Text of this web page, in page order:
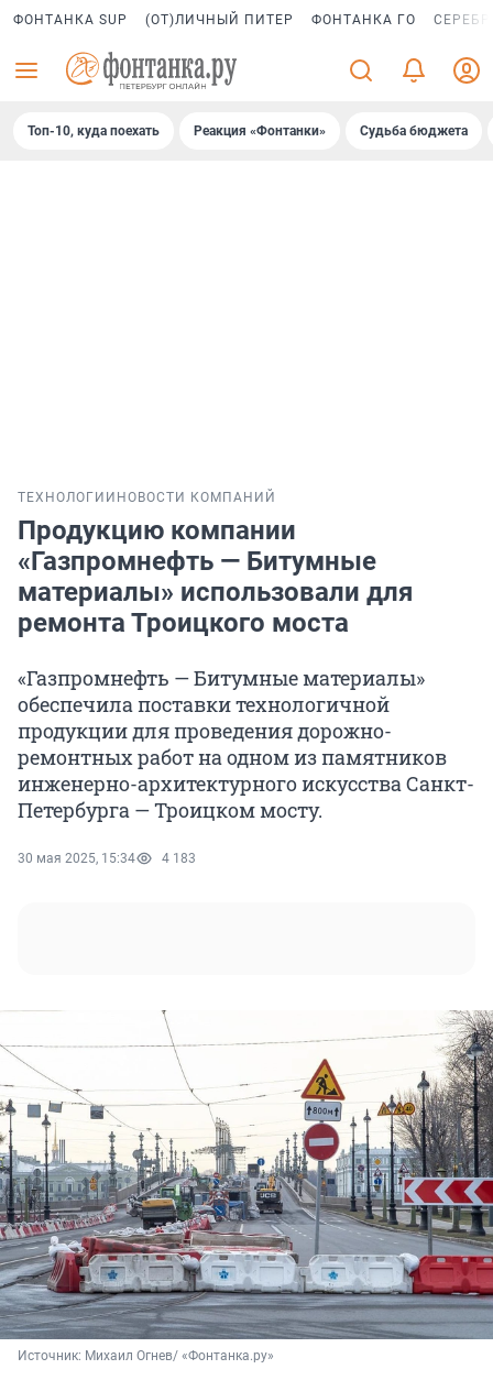
ФОНТАНКА SUP (ОТ)ЛИЧНЫЙ ПИТЕР ФОНТАНКА ГО
Топ-10, куда поехать Реакция «Фонтанки» Судьба бюджета
ТЕХНОЛОГИИ НОВОСТИ КОМПАНИЙ
Продукцию компании
«Газпромнефть — Битумные
материалы» использовали для
ремонта Троицкого моста
«Газпромнефть — Битумные материалы»
обеспечила поставки технологичной
продукции для проведения дорожно-
ремонтных работ на одном из памятников
инженерно-архитектурного искусства Санкт-
Петербурга — Троицком мосту.
30 мая 2025, 15:34 4 183
Источник: Михаил Огнев/ «Фонтанка.ру»